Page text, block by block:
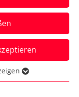
10:00 bis